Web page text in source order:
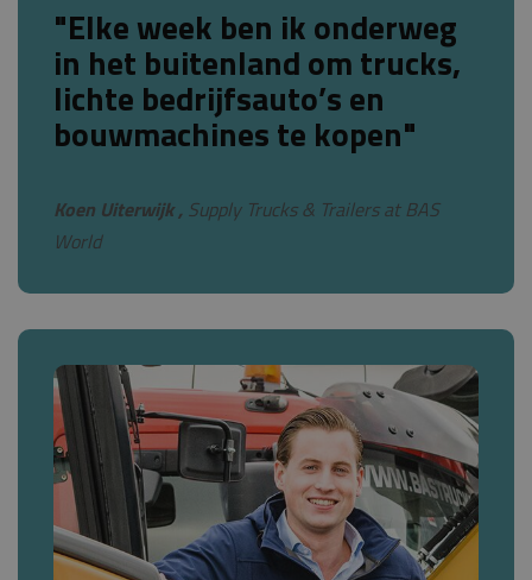
"Elke week ben ik onderweg
in het buitenland om trucks,
lichte bedrijfsauto’s en
bouwmachines te kopen"
Koen Uiterwijk , Supply Trucks & Trailers at BAS
World